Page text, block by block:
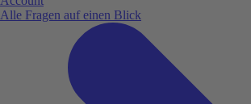
Alle Fragen auf einen Blick